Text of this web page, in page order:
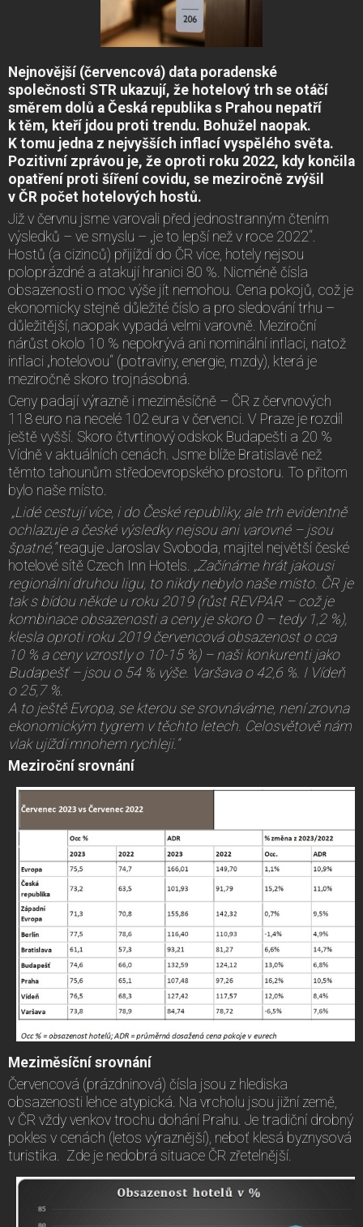
Nejnovější (červencová) data poradenské
společnosti STR ukazují, že hotelový trh se otáčí
směrem dolů a Česká republika s Prahou nepatří
k těm, kteří jdou proti trendu. Bohužel naopak.
K tomu jedna z nejvyšších inflací vyspělého světa.
Pozitivní zprávou je, že oproti roku 2022, kdy končila
opatření proti šíření covidu, se meziročně zvýšil
v ČR počet hotelových hostů.
Již v červnu jsme varovali před jednostranným čtením
výsledků – ve smyslu – „je to lepší než v roce 2022“.
Hostů (a cizinců) přijíždí do ČR více, hotely nejsou
poloprázdné a atakují hranici 80 %. Nicméně čísla
obsazenosti o moc výše jít nemohou. Cena pokojů, což je
ekonomicky stejně důležité číslo a pro sledování trhu –
důležitější, naopak vypadá velmi varovně. Meziroční
nárůst okolo 10 % nepokrývá ani nominální inflaci, natož
inflaci „hotelovou“ (potraviny, energie, mzdy), která je
meziročně skoro trojnásobná.
Ceny padají výrazně i meziměsíčně – ČR z červnových
118 euro na necelé 102 eura v červenci. V Praze je rozdíl
ještě vyšší. Skoro čtvrtinový odskok Budapešti a 20 %
Vídně v aktuálních cenách. Jsme blíže Bratislavě než
těmto tahounům středoevropského prostoru. To přitom
bylo naše místo.
„Lidé cestují více, i do České republiky, ale trh evidentně
ochlazuje a české výsledky nejsou ani varovné – jsou
špatné,“reaguje Jaroslav Svoboda, majitel největší české
hotelové sítě Czech Inn Hotels. „Začínáme hrát jakousi
regionální druhou ligu, to nikdy nebylo naše místo. ČR je
tak s bídou někde u roku 2019 (růst REVPAR – což je
kombinace obsazenosti a ceny je skoro 0 – tedy 1,2 %),
klesla oproti roku 2019 červencová obsazenost o cca
10 % a ceny vzrostly o 10-15 %) – naši konkurenti jako
Budapešť – jsou o 54 % výše. Varšava o 42,6 %. I Vídeň
o 25,7 %.
A to ještě Evropa, se kterou se srovnáváme, není zrovna
ekonomickým tygrem v těchto letech. Celosvětově nám
vlak ujíždí mnohem rychleji.“
Meziroční srovnání
Meziměsíční srovnání
Červencová (prázdninová) čísla jsou z hlediska
obsazenosti lehce atypická. Na vrcholu jsou jižní země,
v ČR vždy venkov trochu dohání Prahu. Je tradiční drobný
pokles v cenách (letos výraznější), neboť klesá byznysová
turistika. Zde je nedobrá situace ČR zřetelnější.